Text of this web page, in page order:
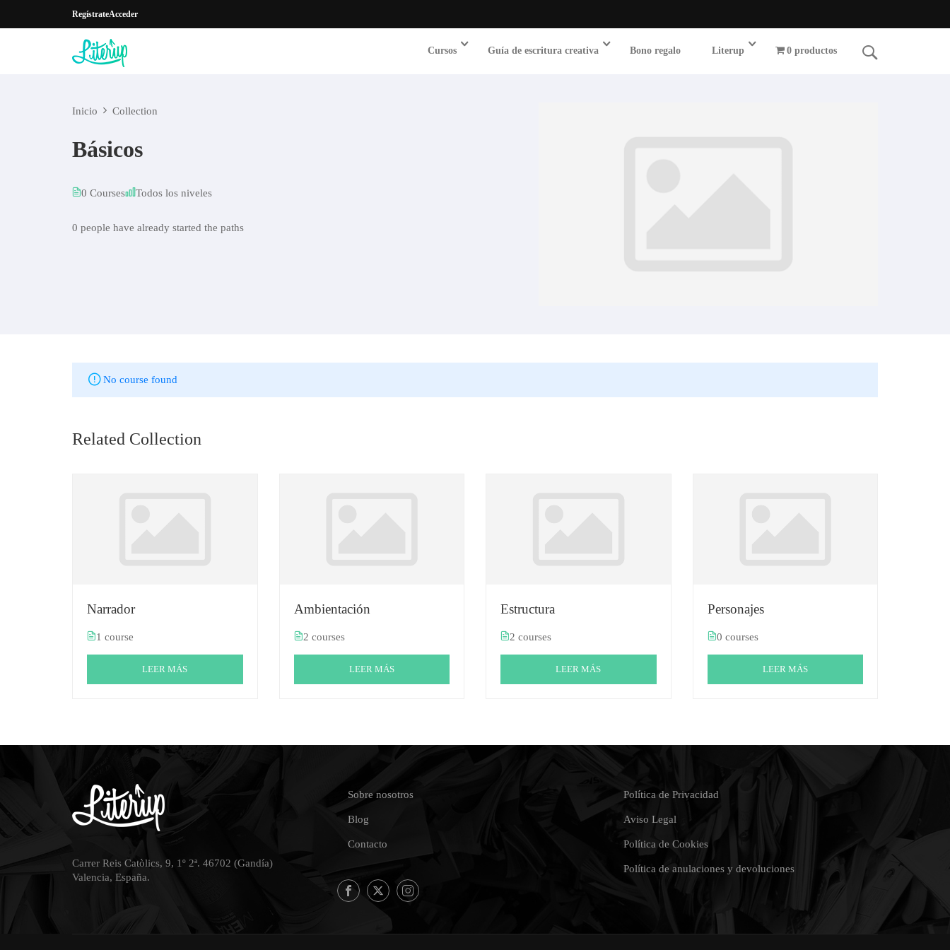
RegístrateAcceder
Cursos Guía de escritura creativa Bono regalo Literup 0 productos
Inicio Collection
Básicos
0 Courses Todos los niveles
0 people have already started the paths
No course found
Related Collection
Narrador
1 course
LEER MÁS
Ambientación
2 courses
LEER MÁS
Estructura
2 courses
LEER MÁS
Personajes
0 courses
LEER MÁS
Carrer Reis Catòlics, 9, 1º 2ª. 46702 (Gandía)
Valencia, España.
Sobre nosotros
Blog
Contacto
Política de Privacidad
Aviso Legal
Política de Cookies
Política de anulaciones y devoluciones